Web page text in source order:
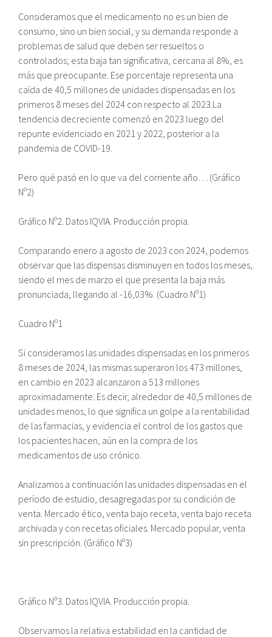
Consideramos que el medicamento no es un bien de
consumo, sino un bien social, y su demanda responde a
problemas de salud que deben ser resueltos o
controlados; esta baja tan significativa, cercana al 8%, es
más que preocupante. Ese porcentaje representa una
caída de 40,5 millones de unidades dispensadas en los
primeros 8 meses del 2024 con respecto al 2023.La
tendencia decreciente comenzó en 2023 luego del
repunte evidenciado en 2021 y 2022, posterior a la
pandemia de COVID-19.
Pero qué pasó en lo que va del corriente año… (Gráfico
Nº2)
Gráfico Nº2. Datos IQVIA. Producción propia.
Comparando enero a agosto de 2023 con 2024, podemos
observar que las dispensas disminuyen en todos los meses,
siendo el mes de marzo el que presenta la baja más
pronunciada, llegando al -16,03%. (Cuadro Nº1)
Cuadro Nº1
Si consideramos las unidades dispensadas en los primeros
8 meses de 2024, las mismas superaron los 473 millones,
en cambio en 2023 alcanzaron a 513 millones
aproximadamente. Es decir, alrededor de 40,5 millones de
unidades menos, lo que significa un golpe a la rentabilidad
de las farmacias, y evidencia el control de los gastos que
los pacientes hacen, aún en la compra de los
medicamentos de uso crónico.
Analizamos a continuación las unidades dispensadas en el
período de estudio, desagregadas por su condición de
venta. Mercado ético, venta bajo receta, venta bajo receta
archivada y con recetas oficiales. Mercado popular, venta
sin prescripción. (Gráfico Nº3)
Gráfico Nº3. Datos IQVIA. Producción propia.
Observamos la relativa estabilidad en la cantidad de